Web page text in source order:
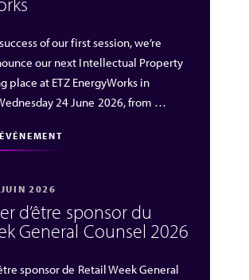
of our first session, we’re
our next Intellectual Property
place at ETZ EnergyWorks in
24 June 2026, from …
2026
d’être sponsor du
General Counsel 2026
sponsor de Retail Week General